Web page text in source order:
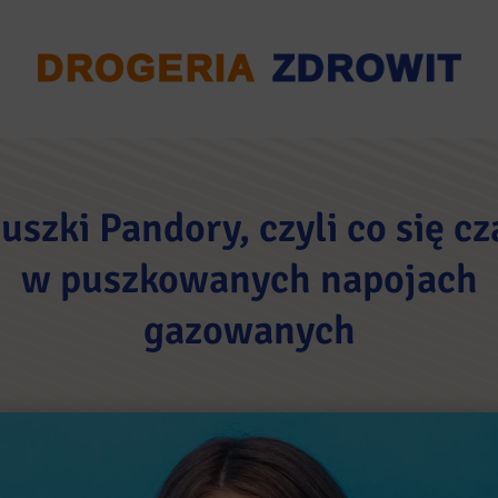
Pandory, czyli co się
w puszkowanych napojach
gazowanych